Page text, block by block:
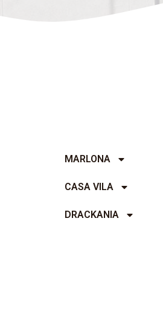
MARLONA
CASA VILA
DRACKANIA